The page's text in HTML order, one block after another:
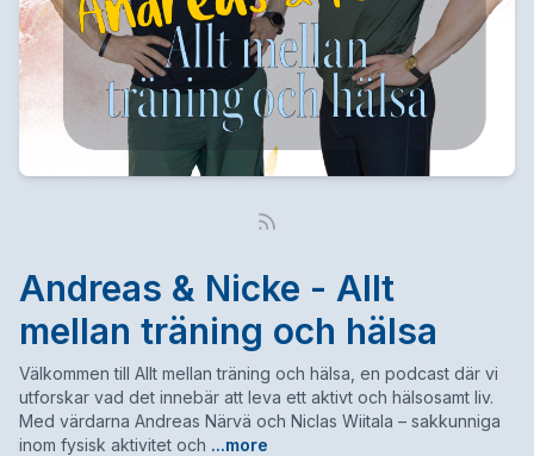
Andreas & Nicke - Allt
mellan träning och hälsa
Välkommen till Allt mellan träning och hälsa, en podcast där vi
utforskar vad det innebär att leva ett aktivt och hälsosamt liv.
Med värdarna Andreas Närvä och Niclas Wiitala – sakkunniga
inom fysisk aktivitet och ...more